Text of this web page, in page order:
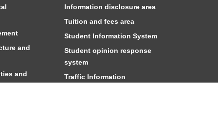
and
and
Information disclosure area
Tuition and fees area
Student Information System
Student opinion response
system
Traffic Information